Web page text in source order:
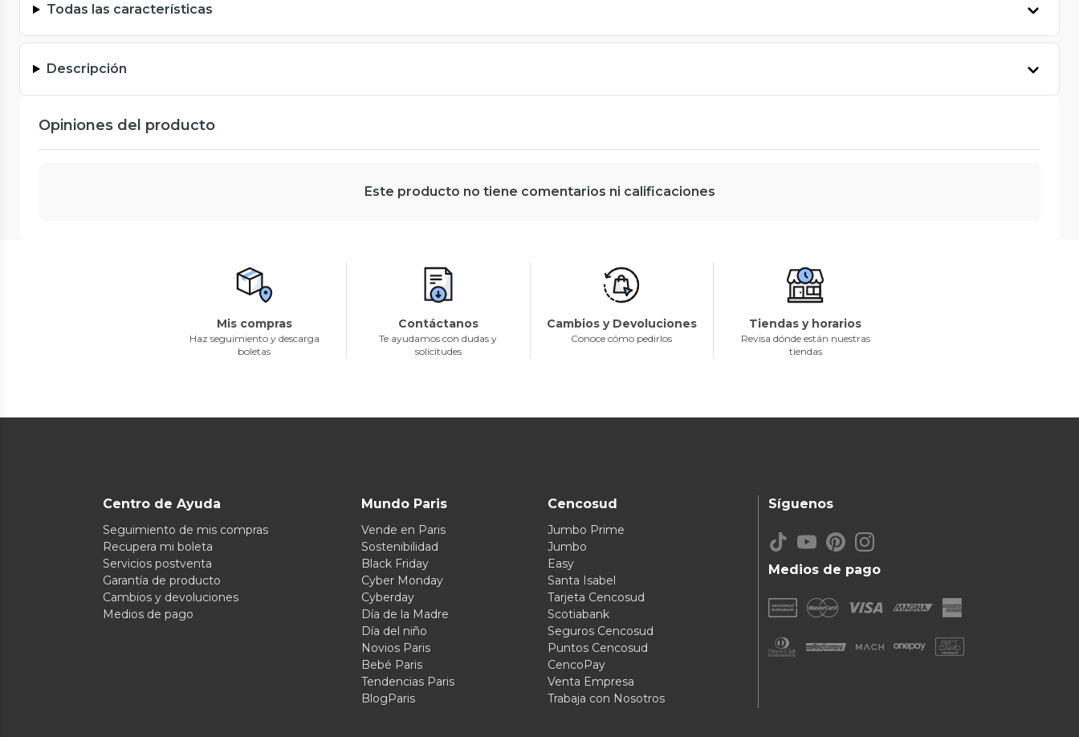
Todas las características
Descripción
Opiniones del producto
Este producto no tiene comentarios ni calificaciones
Mis compras
Haz seguimiento y descarga
boletas
Contáctanos
Te ayudamos con dudas y
solicitudes
Cambios y Devoluciones
Conoce cómo pedirlos
Tiendas y horarios
Revisa dónde están nuestras
tiendas
Centro de Ayuda
Seguimiento de mis compras
Recupera mi boleta
Servicios postventa
Garantía de producto
Cambios y devoluciones
Medios de pago
Mundo Paris
Vende en Paris
Sostenibilidad
Black Friday
Cyber Monday
Cyberday
Día de la Madre
Día del niño
Novios Paris
Bebé Paris
Tendencias Paris
BlogParis
Cencosud
Jumbo Prime
Jumbo
Easy
Santa Isabel
Tarjeta Cencosud
Scotiabank
Seguros Cencosud
Puntos Cencosud
CencoPay
Venta Empresa
Trabaja con Nosotros
Medios de pago
Síguenos